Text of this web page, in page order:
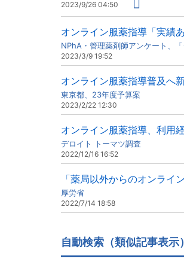
2023/9/26 04:50
オンライン服薬指導「実績
NPhA・管理薬剤師アンケート、
2023/3/9 19:52
オンライン服薬指導普及へ
東京都、23年度予算案
2023/2/22 12:30
オンライン服薬指導、利用
デロイト トーマツ調査
2022/12/16 16:52
「薬局以外からのオンライ
厚労省
2022/7/14 18:58
自動検索（類似記事表示）